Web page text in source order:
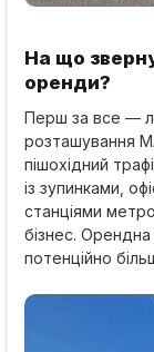
На що
оренди?
Перш за все —
розташування
пішохідний
із зупинками,
станціями
бізнес.
потенційно